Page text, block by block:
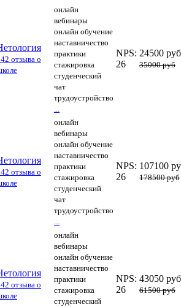
отзыва о
онлайн
вебинары
онлайн обучение
наставничество
практики
стажировка
студенческий
чат
трудоустройство
...
NPS:
26
24500 руб
35000 руб
отзыва о
онлайн
вебинары
онлайн обучение
наставничество
практики
стажировка
студенческий
чат
трудоустройство
...
NPS:
26
107100
178500 руб
отзыва о
онлайн
вебинары
онлайн обучение
наставничество
практики
стажировка
студенческий
NPS:
26
43050 руб
61500 руб